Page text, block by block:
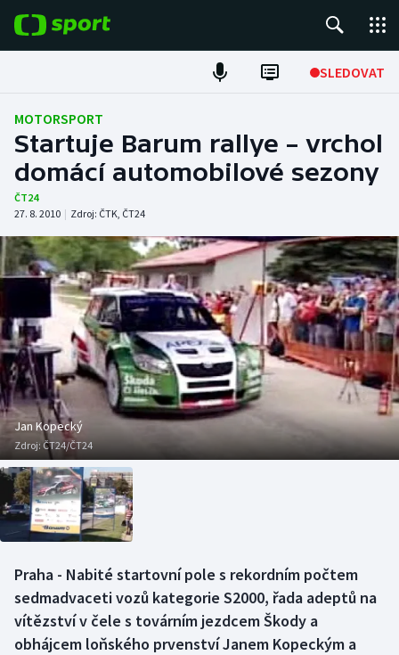
SLEDOVAT
Fotbal
Hokej
Tenis
Atletika
Cyklistika
DALŠÍ SPORTY
Americký fotbal
Baseball a softbal
Basketbal
Biatlon
Boby a skeleton
Box
Curling
NEPŘEHLÉDNĚTE
Soutěže
Historické návraty
Aplikace ČT sport
AZ kvíz
MOTORSPORT
Startuje Barum rallye – vrchol
domácí automobilové sezony
ČT24
27. 8. 2010 | Zdroj: ČTK, ČT24
Jan Kopecký
Zdroj:ČT24/ČT24
Praha - Nabité startovní pole s rekordním počtem
sedmadvaceti vozů kategorie S2000, řada adeptů na
vítězství v čele s továrním jezdcem Škody a
obhájcem loňského prvenství Janem Kopeckým a